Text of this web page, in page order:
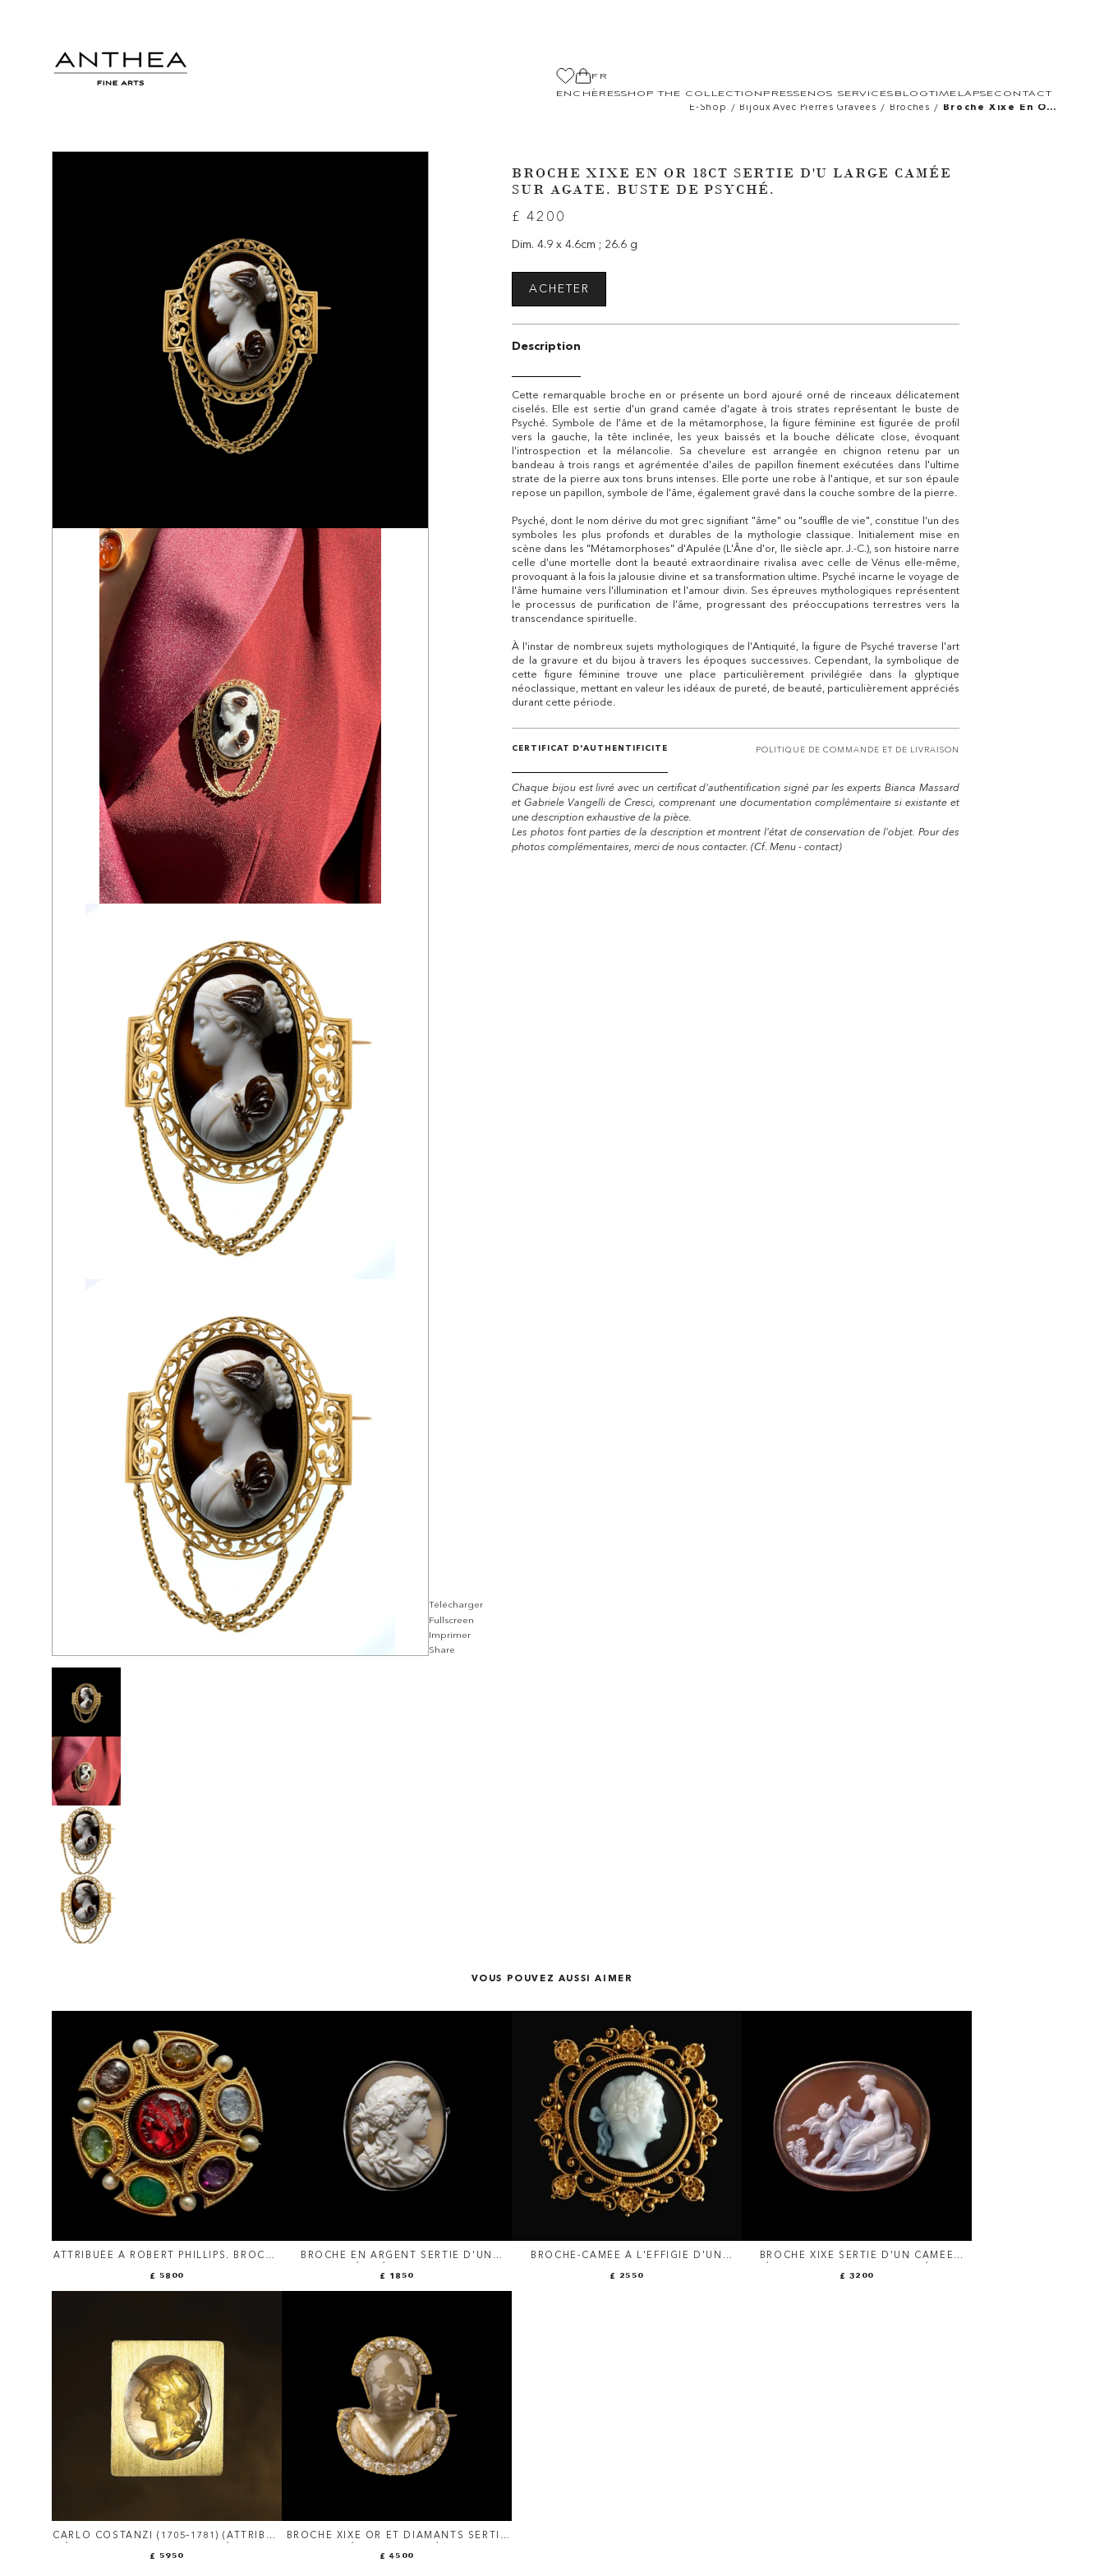
ENCHÈRESSHOP THE COLLECTION PRESSENOS SERVICES BLOGTIMELAPSECONTACT
FR
E-Shop / Bijoux Avec Pierres Gravées / Broches /
Broche Xixe En Or
Télécharger
Fullscreen
Imprimer
Share
BROCHE XIXE EN OR 18CT SERTIE D'U LARGE CAMÉE
SUR AGATE. BUSTE DE PSYCHÉ.
£ 4200
Dim. 4.9 x 4.6cm ; 26.6 g
ACHETER
Description
Cette remarquable broche en or présente un bord ajouré orné de rinceaux délicatement
ciselés. Elle est sertie d'un grand camée d'agate à trois strates représentant le buste de
Psyché. Symbole de l'âme et de la métamorphose, la figure féminine est figurée de profil
vers la gauche, la tête inclinée, les yeux baissés et la bouche délicate close, évoquant
l'introspection et la mélancolie. Sa chevelure est arrangée en chignon retenu par un
bandeau à trois rangs et agrémentée d'ailes de papillon finement exécutées dans l'ultime
strate de la pierre aux tons bruns intenses. Elle porte une robe à l'antique, et sur son épaule
repose un papillon, symbole de l'âme, également gravé dans la couche sombre de la pierre.
Psyché, dont le nom dérive du mot grec signifiant "âme" ou "souffle de vie", constitue l'un des
symboles les plus profonds et durables de la mythologie classique. Initialement mise en
scène dans les "Métamorphoses" d'Apulée (L'Âne d'or, IIe siècle apr. J.-C.), son histoire narre
celle d'une mortelle dont la beauté extraordinaire rivalisa avec celle de Vénus elle-même,
provoquant à la fois la jalousie divine et sa transformation ultime. Psyché incarne le voyage de
l'âme humaine vers l'illumination et l'amour divin. Ses épreuves mythologiques représentent
le processus de purification de l'âme, progressant des préoccupations terrestres vers la
transcendance spirituelle.
À l'instar de nombreux sujets mythologiques de l'Antiquité, la figure de Psyché traverse l'art
de la gravure et du bijou à travers les époques successives. Cependant, la symbolique de
cette figure féminine trouve une place particulièrement privilégiée dans la glyptique
néoclassique, mettant en valeur les idéaux de pureté, de beauté, particulièrement appréciés
durant cette période.
CERTIFICAT D'AUTHENTIFICITE POLITIQUE DE COMMANDE ET DE LIVRAISON
Chaque bijou est livré avec un certificat d'authentification signé par les experts Bianca Massard
et Gabriele Vangelli de Cresci, comprenant une documentation complémentaire si existante et
une description exhaustive de la pièce.
Les photos font parties de la description et montrent l'état de conservation de l'objet. Pour des
photos complémentaires, merci de nous contacter. (Cf. Menu - contact)
VOUS POUVEZ AUSSI AIMER
ATTRIBUÉE À ROBERT PHILLIPS. BROCHE
£ 5800
BROCHE EN ARGENT SERTIE D'UN
£ 1850
BROCHE-CAMÉE À L'EFFIGIE D'UN
£ 2550
BROCHE XIXE SERTIE D'UN CAMÉE
£ 3200
CARLO COSTANZI (1705–1781) (ATTRIBUÉ
£ 5950
BROCHE XIXE OR ET DIAMANTS SERTIE
£ 4500